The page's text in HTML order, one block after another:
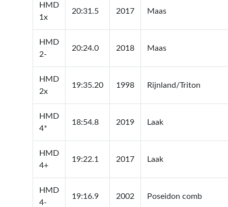
HMD
1x
20:31.5 2017 Maas
HMD
2-
20:24.0 2018 Maas
HMD
2x
19:35.20 1998 Rijnland/Triton
HMD
4*
18:54.8 2019 Laak
HMD
4+
19:22.1 2017 Laak
HMD
4-
19:16.9 2002 Poseidon comb